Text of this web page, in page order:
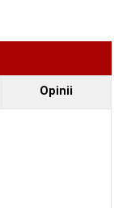
Opinii